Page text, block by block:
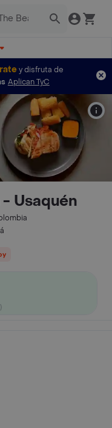
y disfruta de
Aplican TyC
Usaquén